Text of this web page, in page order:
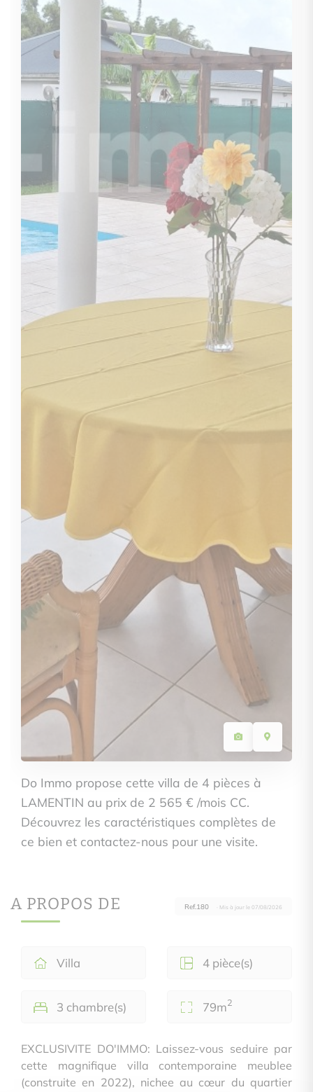
Do Immo propose cette villa de 4 pièces à
LAMENTIN au prix de 2 565 € /mois CC.
Découvrez les caractéristiques complètes de
ce bien et contactez-nous pour une visite.
A PROPOS DE Ref.180 · Mis à jour le 07/08/2026
Villa 4 pièce(s)
3 chambre(s) 79m2
EXCLUSIVITE DO'IMMO: Laissez-vous seduire par
cette magnifique villa contemporaine meublee
(construite en 2022), nichee au cœur du quartier